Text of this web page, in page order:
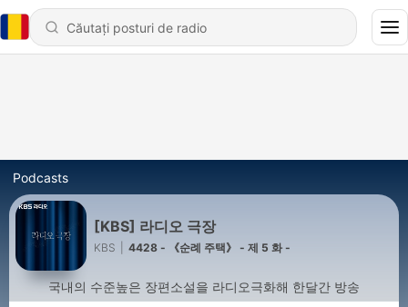
Podcasts
[KBS] 라디오 극장
KBS 4428 - 《순례 주택》 - 제 5 화 -
국내의 수준높은 장편소설을 라디오극화해 한달간 방송